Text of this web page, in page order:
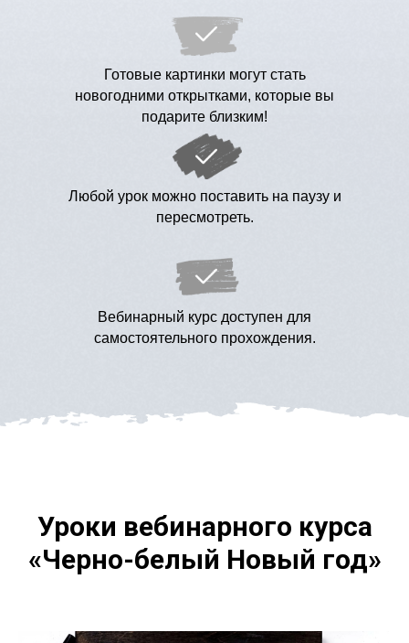
Готовые картинки могут стать
новогодними открытками, которые вы
подарите близким!
Любой урок можно поставить на паузу и
пересмотреть.
Вебинарный курс доступен для
самостоятельного прохождения.
Уроки вебинарного курса
«Черно-белый Новый год»